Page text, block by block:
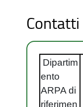
Contatti
Dipartim
ento
ARPA di
riferimen